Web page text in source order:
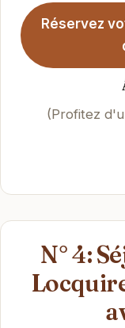
Réservez
(Profitez
N° 4: